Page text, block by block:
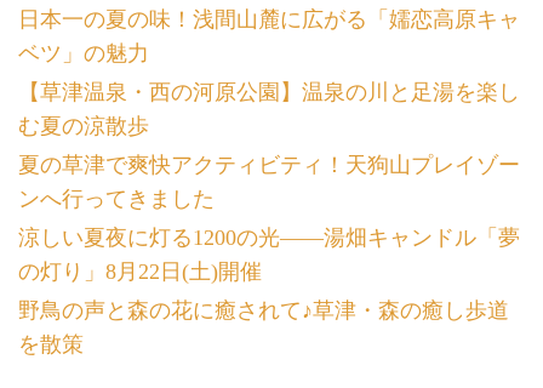
日本一の夏の味！浅間山麓に広がる「嬬恋高原キャ
ベツ」の魅力
【草津温泉・西の河原公園】温泉の川と足湯を楽し
む夏の涼散歩
夏の草津で爽快アクティビティ！天狗山プレイゾー
ンへ行ってきました
涼しい夏夜に灯る1200の光――湯畑キャンドル「夢
の灯り」8月22日(土)開催
野鳥の声と森の花に癒されて♪草津・森の癒し歩道
を散策